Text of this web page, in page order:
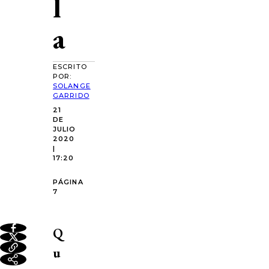
a
ESCRITO
POR:
SOLANGE
GARRIDO
21
DE
JULIO
2020
|
17:20
PÁGINA
7
Q
u